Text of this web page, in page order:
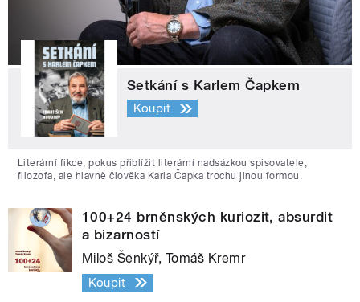
Setkání s Karlem Čapkem
Koupit
Literární fikce, pokus přiblížit literární nadsázkou spisovatele,
filozofa, ale hlavně člověka Karla Čapka trochu jinou formou.
100+24 brněnských kuriozit, absurdit
a bizarností
Miloš Šenkýř, Tomáš Kremr
Koupit